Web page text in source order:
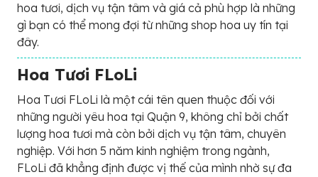
hoa tươi, dịch vụ tận tâm và giá cả phù hợp là những
gì bạn có thể mong đợi từ những shop hoa uy tín tại
đây.
Hoa Tươi FLoLi
Hoa Tươi FLoLi là một cái tên quen thuộc đối với
những người yêu hoa tại Quận 9, không chỉ bởi chất
lượng hoa tươi mà còn bởi dịch vụ tận tâm, chuyên
nghiệp. Với hơn 5 năm kinh nghiệm trong ngành,
FLoLi đã khẳng định được vị thế của mình nhờ sự đa